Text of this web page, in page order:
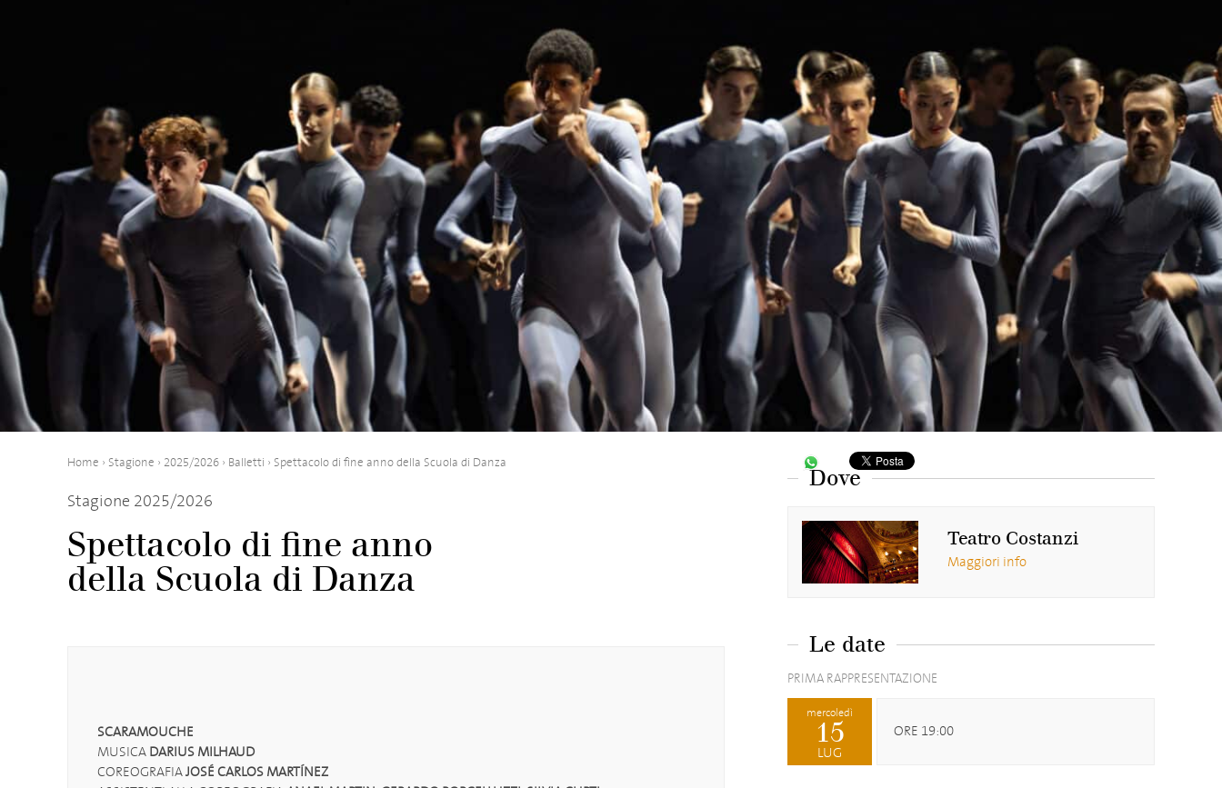
Home › Stagione › 2025/2026 › Balletti › Spettacolo di fine annodella Scuola di Danza
Stagione 2025/2026
Spettacolo di fine anno
della Scuola di Danza
SCARAMOUCHE
MUSICA DARIUS MILHAUD
COREOGRAFIAJOSÉ CARLOS MARTÍNEZ
Dove
Teatro Costanzi
Maggiori info
Le date
PRIMA RAPPRESENTAZIONE
mercoledì
15
LUG
ORE 19:00